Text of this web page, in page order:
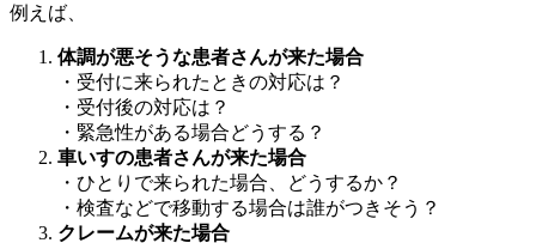
例えば、
体調が悪そうな患者さんが来た場合
・受付に来られたときの対応は？
・受付後の対応は？
・緊急性がある場合どうする？
車いすの患者さんが来た場合
・ひとりで来られた場合、どうするか？
・検査などで移動する場合は誰がつきそう？
クレームが来た場合